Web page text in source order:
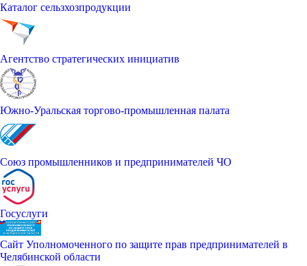
Каталог сельзхозпродукции
Агентство стратегических инициатив
Южно-Уральская торгово-промышленная палата
Союз промышленников и предпринимателей ЧО
Госуслуги
Сайт Уполномоченного по защите прав предпринимателей в
Челябинской области